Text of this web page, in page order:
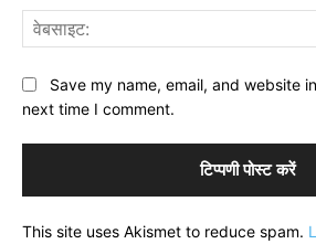
Save my name, email, and website
next time I comment.
This site uses Akismet to reduce spam.